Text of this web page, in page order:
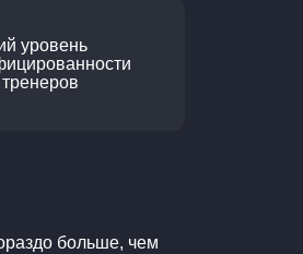
уровень
больше, чем